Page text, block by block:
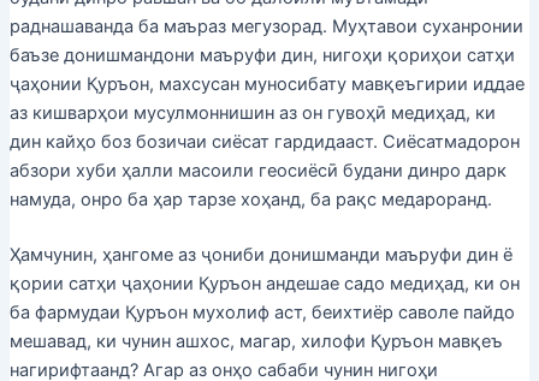
раднашаванда ба маъраз мегузорад. Муҳтавои суханронии
баъзе донишмандони маъруфи дин, нигоҳи қориҳои сатҳи
ҷаҳонии Қуръон, махсусан муносибату мавқеъгирии иддае
аз кишварҳои мусулмоннишин аз он гувоҳӣ медиҳад, ки
дин кайҳо боз бозичаи сиёсат гардидааст. Сиёсатмадорон
абзори хуби ҳалли масоили геосиёсӣ будани динро дарк
намуда, онро ба ҳар тарзе хоҳанд, ба рақс медароранд.
Ҳамчунин, ҳангоме аз ҷониби донишманди маъруфи дин ё
қории сатҳи ҷаҳонии Қуръон андешае садо медиҳад, ки он
ба фармудаи Қуръон мухолиф аст, беихтиёр саволе пайдо
мешавад, ки чунин ашхос, магар, хилофи Қуръон мавқеъ
нагирифтаанд? Агар аз онҳо сабаби чунин нигоҳи